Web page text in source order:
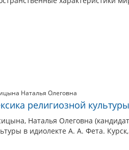
Наталья Олеговна
религиозной
Наталья Олеговна
в идиолекте А. А. Фета.